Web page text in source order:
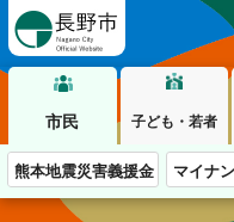
市民 子ども・若者
熊本地震災害義援金 マイナ
この街で、わ